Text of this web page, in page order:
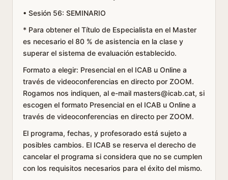
• Sesión 56: SEMINARIO
* Para obtener el Título de Especialista en el Master
es necesario el 80 % de asistencia en la clase y
superar el sistema de evaluación establecido.
Formato a elegir: Presencial en el ICAB u Online a
través de videoconferencias en directo por ZOOM.
Rogamos nos indiquen, al e-mail masters@icab.cat, si
escogen el formato Presencial en el ICAB u Online a
través de videoconferencias en directo per ZOOM.
El programa, fechas, y profesorado está sujeto a
posibles cambios. El ICAB se reserva el derecho de
cancelar el programa si considera que no se cumplen
con los requisitos necesarios para el éxito del mismo.